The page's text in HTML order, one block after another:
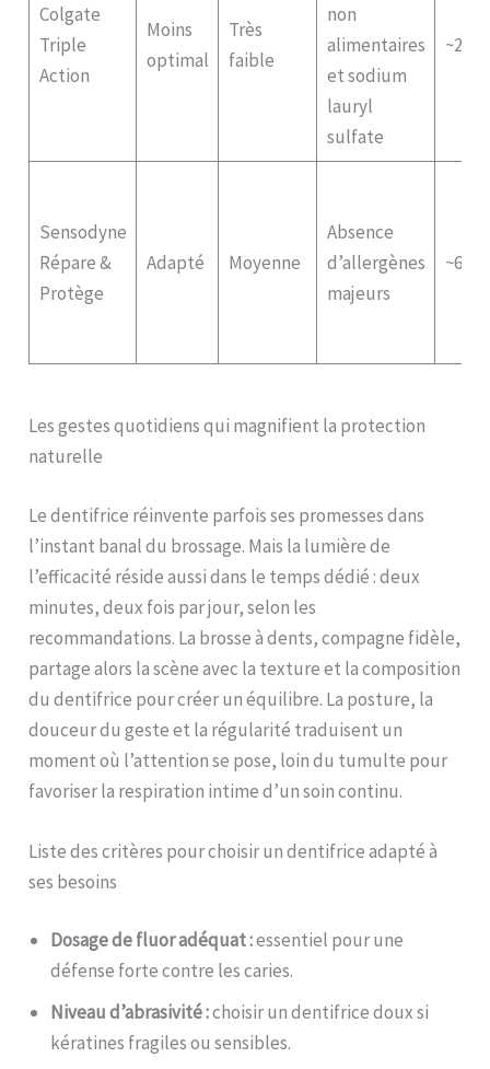
Colgate
Triple
Action
Moins
optimal
Très
faible
non
alimentaires
et sodium
lauryl
sulfate
~2 €
Sensodyne
Répare &
Protège
Adapté Moyenne
Absence
d’allergènes
majeurs
~6 €
Les gestes quotidiens qui magnifient la protection
naturelle
Le dentifrice réinvente parfois ses promesses dans
l’instant banal du brossage. Mais la lumière de
l’efficacité réside aussi dans le temps dédié : deux
minutes, deux fois par jour, selon les
recommandations. La brosse à dents, compagne fidèle,
partage alors la scène avec la texture et la composition
du dentifrice pour créer un équilibre. La posture, la
douceur du geste et la régularité traduisent un
moment où l’attention se pose, loin du tumulte pour
favoriser la respiration intime d’un soin continu.
Liste des critères pour choisir un dentifrice adapté à
ses besoins
Dosage de fluor adéquat :essentiel pour une
défense forte contre les caries.
Niveau d’abrasivité :choisir un dentifrice doux si
kératines fragiles ou sensibles.